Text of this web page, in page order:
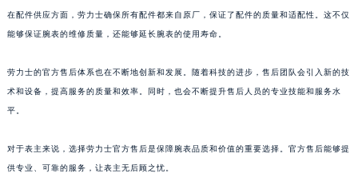
在配件供应方面，劳力士确保所有配件都来自原厂，保证了配件的质量和适配性。这不仅
能够保证腕表的维修质量，还能够延长腕表的使用寿命。
劳力士的官方售后体系也在不断地创新和发展。随着科技的进步，售后团队会引入新的技
术和设备，提高服务的质量和效率。同时，也会不断提升售后人员的专业技能和服务水
平。
对于表主来说，选择劳力士官方售后是保障腕表品质和价值的重要选择。官方售后能够提
供专业、可靠的服务，让表主无后顾之忧。